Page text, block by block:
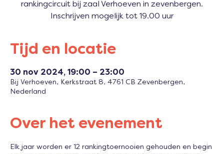
rankingcircuit bij zaal Verhoeven in zevenbergen.
Inschrijven mogelijk tot 19.00 uur
Tijd en locatie
30 nov 2024, 19:00 – 23:00
Bij Verhoeven, Kerkstraat 8, 4761 CB Zevenbergen,
Nederland
Over het evenement
Elk jaar worden er 12 rankingtoernooien gehouden en begin